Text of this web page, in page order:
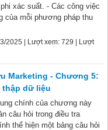
xác suất. - Các công việc
của mỗi phương pháp thu
2025 | Lượt xem: 729 | Lượt
Marketing - Chương 5:
thập dữ liệu
chính của chương này
câu hỏi trong điều tra
thể hiện một bảng câu hỏi